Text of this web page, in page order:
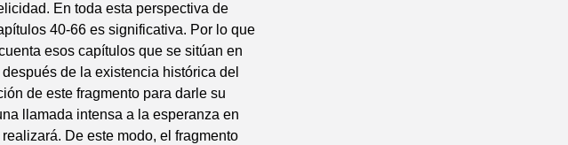
En toda esta perspectiva de
40-66 es significativa. Por lo que
esos capítulos que se sitúan en
de la existencia histórica del
de este fragmento para darle su
llamada intensa a la esperanza en
De este modo, el fragmento